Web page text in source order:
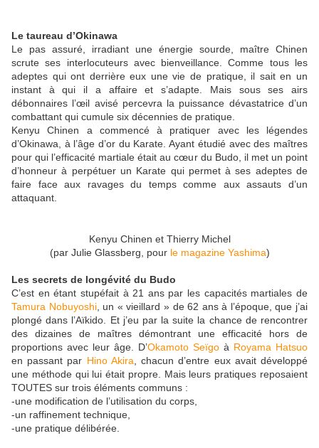
Le taureau d’Okinawa
Le pas assuré, irradiant une énergie sourde, maître Chinen
scrute ses interlocuteurs avec bienveillance. Comme tous les
adeptes qui ont derrière eux une vie de pratique, il sait en un
instant à qui il a affaire et s’adapte. Mais sous ses airs
débonnaires l’œil avisé percevra la puissance dévastatrice d’un
combattant qui cumule six décennies de pratique.
Kenyu Chinen a commencé à pratiquer avec les légendes
d’Okinawa, à l’âge d’or du Karate. Ayant étudié avec des maîtres
pour qui l’efficacité martiale était au cœur du Budo, il met un point
d’honneur à perpétuer un Karate qui permet à ses adeptes de
faire face aux ravages du temps comme aux assauts d’un
attaquant.
Kenyu Chinen et Thierry Michel
(par Julie Glassberg, pour le magazine Yashima)
Les secrets de longévité du Budo
C’est en étant stupéfait à 21 ans par les capacités martiales de
Tamura Nobuyoshi, un « vieillard » de 62 ans à l’époque, que j’ai
plongé dans l’Aïkido. Et j’eu par la suite la chance de rencontrer
des dizaines de maîtres démontrant une efficacité hors de
proportions avec leur âge. D’Okamoto Seïgo à Royama Hatsuo
en passant par Hino Akira , chacun d’entre eux avait développé
une méthode qui lui était propre. Mais leurs pratiques reposaient
TOUTES sur trois éléments communs :
-une modification de l’utilisation du corps,
-un raffinement technique,
-une pratique délibérée.